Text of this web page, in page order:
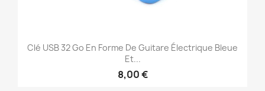
Clé USB 32 Go En Forme De Guitare Électrique Bleue
Et...
8,00 €